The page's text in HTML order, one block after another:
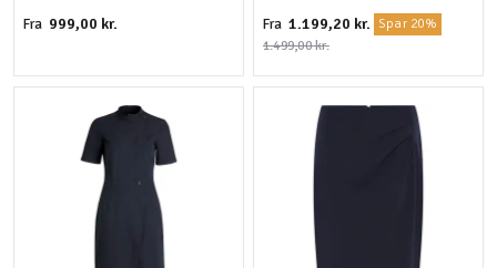
Fra 999,00 kr. Fra 1.199,20 kr. Spar 20%
1.499,00 kr.